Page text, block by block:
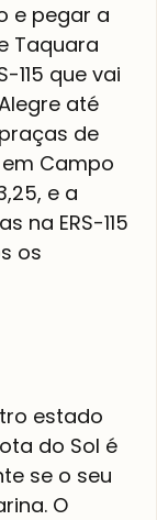
e pegar a
Taquara
115 que vai
até
de
Campo
e a
na ERS-115
os
estado
do Sol é
se o seu
O